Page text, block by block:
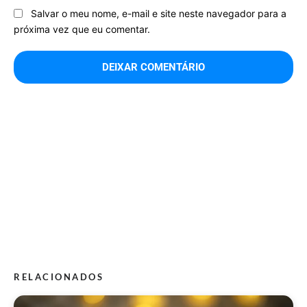
Salvar o meu nome, e-mail e site neste navegador para a
próxima vez que eu comentar.
RELACIONADOS